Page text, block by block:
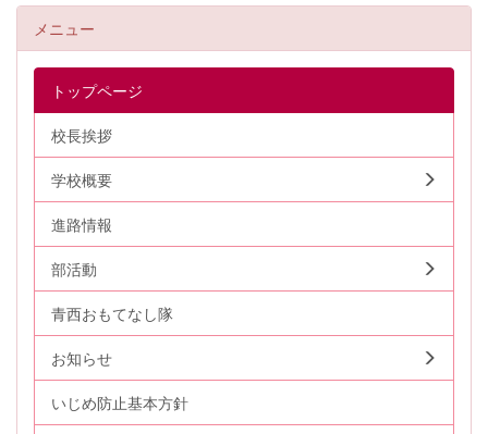
メニュー
トップページ
校長挨拶
学校概要
進路情報
部活動
青西おもてなし隊
お知らせ
いじめ防止基本方針